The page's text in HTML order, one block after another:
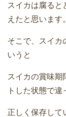
スイカは腐ると
えたと思います。
そこで、スイカ
いうと
スイカの賞味期
トした状態で違
正しく保存して